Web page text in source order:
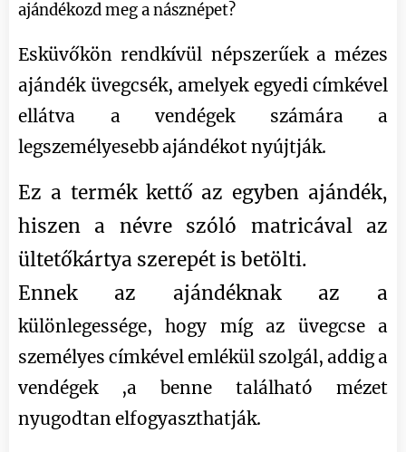
ajándékozd meg a násznépet?
Esküvőkön rendkívül népszerűek a mézes
ajándék üvegcsék, amelyek egyedi címkével
ellátva a vendégek számára a
legszemélyesebb ajándékot nyújtják.
Ez a termék kettő az egyben ajándék,
hiszen a névre szóló matricával az
ültetőkártya szerepét is betölti.
Ennek az ajándéknak az a
különlegessége, hogy míg az üvegcse a
személyes címkével emlékül szolgál, addig a
vendégek ,a benne található mézet
nyugodtan elfogyaszthatják.